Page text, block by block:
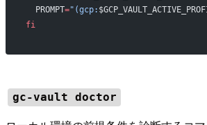
  PROMPT
="(gcp:
fi
gc-vault doctor